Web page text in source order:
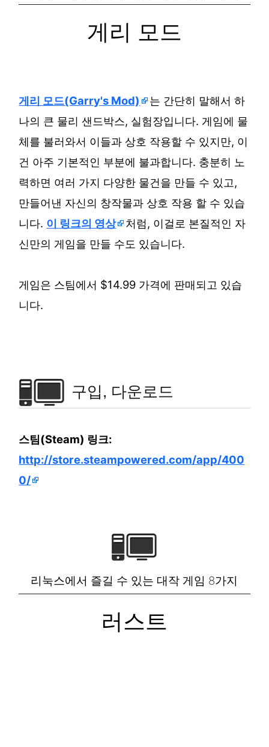
게리 모드
게리 모드(Garry's Mod)
는 간단히 말해서 하
나의 큰 물리 샌드박스, 실험장입니다. 게임에 물
체를 불러와서 이들과 상호 작용할 수 있지만, 이
건 아주 기본적인 부분에 불과합니다. 충분히 노
력하면 여러 가지 다양한 물건을 만들 수 있고,
만들어낸 자신의 창작물과 상호 작용 할 수 있습
니다. 이 링크의 영상
처럼, 이걸로 본질적인 자
신만의 게임을 만들 수도 있습니다.
게임은 스팀에서 $14.99 가격에 판매되고 있습
니다.
구입, 다운로드
스팀(Steam) 링크:
http://store.steampowered.com/app/400
0/
리눅스에서 즐길 수 있는 대작 게임 8가지
러스트